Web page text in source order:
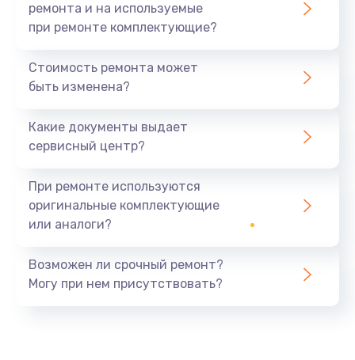
ремонта и на используемые
при ремонте комплектующие?
Стоимость ремонта может
быть изменена?
Какие документы выдает
сервисный центр?
При ремонте используются
оригинальные комплектующие
или аналоги?
Возможен ли срочный ремонт?
Могу при нем присутствовать?